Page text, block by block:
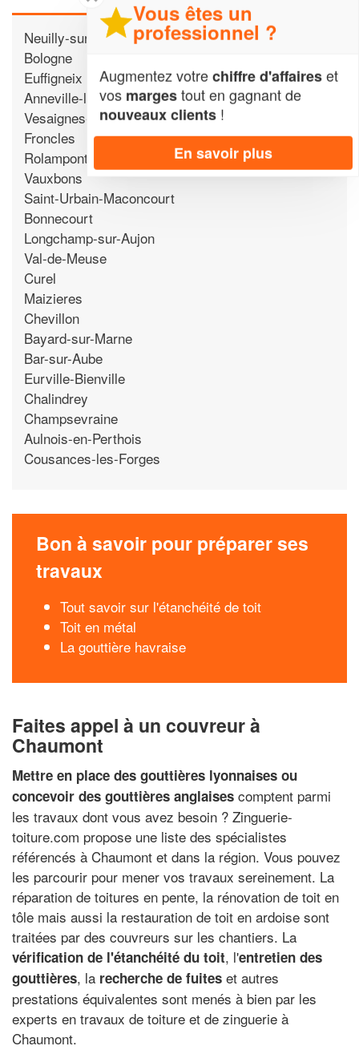
Neuilly-sur-Suize
Bologne
Euffigneix
Anneville-la-Prairie
Vesaignes-sur-Marne
Froncles
Rolampont
Vauxbons
Saint-Urbain-Maconcourt
Bonnecourt
Longchamp-sur-Aujon
Val-de-Meuse
Curel
Maizieres
Chevillon
Bayard-sur-Marne
Bar-sur-Aube
Eurville-Bienville
Chalindrey
Champsevraine
Aulnois-en-Perthois
Cousances-les-Forges
Bon à savoir pour préparer ses
travaux
Tout savoir sur l'étanchéité de toit
Toit en métal
La gouttière havraise
Faites appel à un couvreur à
Chaumont
Mettre en place des gouttières lyonnaises ou
concevoir des gouttières anglaises comptent parmi
les travaux dont vous avez besoin ? Zinguerie-
toiture.com propose une liste des spécialistes
référencés à Chaumont et dans la région. Vous pouvez
les parcourir pour mener vos travaux sereinement. La
réparation de toitures en pente, la rénovation de toit en
tôle mais aussi la restauration de toit en ardoise sont
traitées par des couvreurs sur les chantiers. La
vérification de l'étanchéité du toit, l'entretien des
gouttières, la recherche de fuites et autres
prestations équivalentes sont menés à bien par les
experts en travaux de toiture et de zinguerie à
Chaumont.
Vous êtes un
professionnel ?
Augmentez votrechiffre d'affaireset
vos margestout en gagnant de
nouveaux clients !
En savoir plus